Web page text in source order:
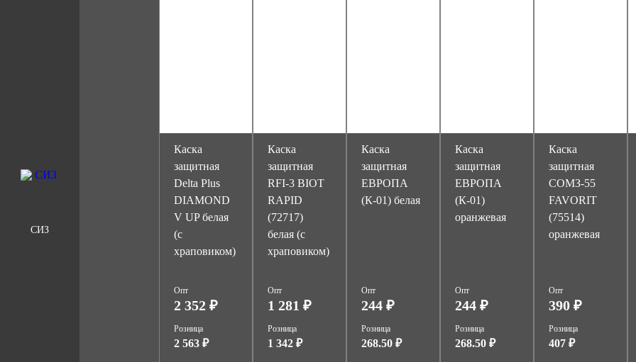
СИЗ
Каска
защитная
Delta Plus
DIAMOND
V UP белая
(с
храповиком)
Опт
2 352 ₽
Розница
2 563 ₽
Каска
защитная
RFI-3 BIOT
RAPID
(72717)
белая (с
храповиком)
Опт
1 281 ₽
Розница
1 342 ₽
Каска
защитная
ЕВРОПА
(К-01) белая
Опт
244 ₽
Розница
268.50 ₽
Каска
защитная
ЕВРОПА
(К-01)
оранжевая
Опт
244 ₽
Розница
268.50 ₽
Каска
защитная
СОМЗ-55
FAVORIT
(75514)
оранжевая
Опт
390 ₽
Розница
407 ₽